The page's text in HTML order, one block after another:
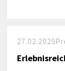
27.02.2025